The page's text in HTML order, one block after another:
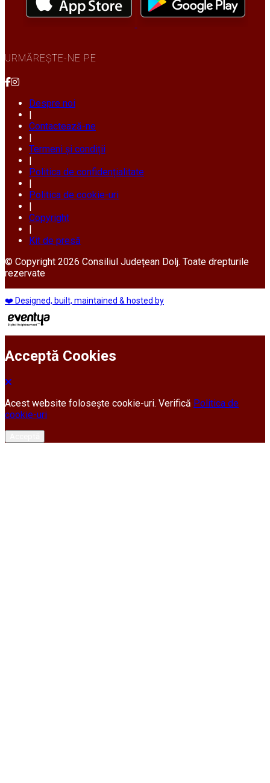
URMĂREȘTE-NE PE
Despre noi
|
Contactează-ne
|
Termeni și condiții
|
Politica de confidențialitate
|
Politica de cookie-uri
|
Copyright
|
Kit de presă
© Copyright 2026 Consiliul Județean Dolj. Toate drepturile
rezervate
❤️ Designed, built, maintained & hosted by
Acceptă Cookies
Acest website folosește cookie-uri. Verifică Politica de
cookie-uri